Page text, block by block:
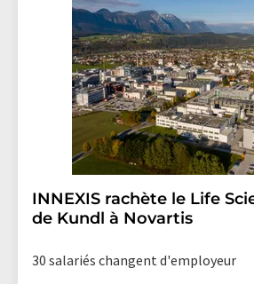
INNEXIS rachète le Life
de Kundl à Novartis
30 salariés changent d'employeur